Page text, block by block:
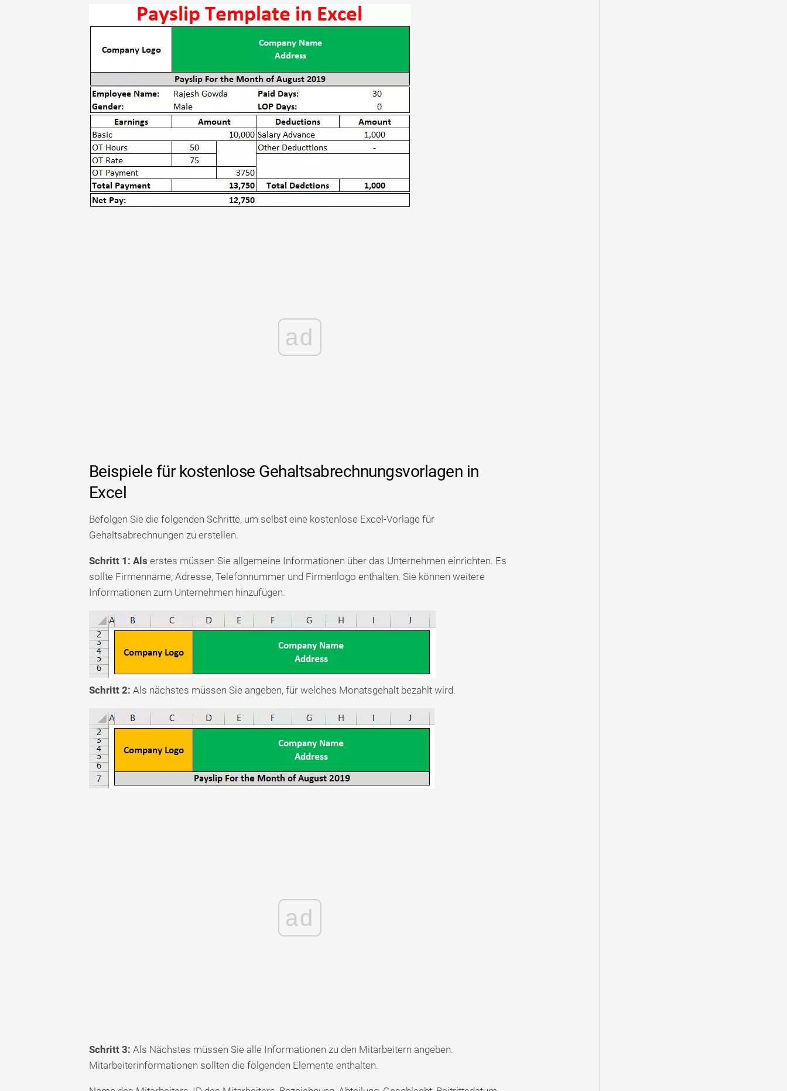
ad
Beispiele für kostenlose Gehaltsabrechnungsvorlagen in
Excel
Befolgen Sie die folgenden Schritte, um selbst eine kostenlose Excel-Vorlage für
Gehaltsabrechnungen zu erstellen.
Schritt 1: Als erstes müssen Sie allgemeine Informationen über das Unternehmen einrichten. Es
sollte Firmenname, Adresse, Telefonnummer und Firmenlogo enthalten. Sie können weitere
Informationen zum Unternehmen hinzufügen.
Schritt 2: Als nächstes müssen Sie angeben, für welches Monatsgehalt bezahlt wird.
ad
Schritt 3: Als Nächstes müssen Sie alle Informationen zu den Mitarbeitern angeben.
Mitarbeiterinformationen sollten die folgenden Elemente enthalten.